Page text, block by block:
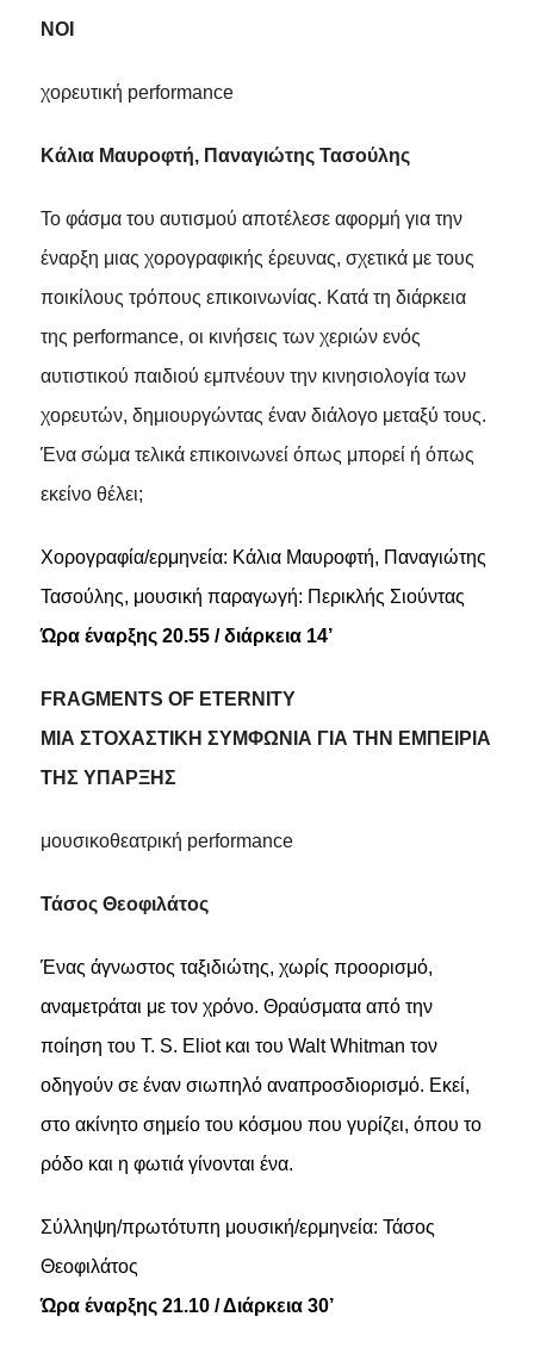
ΝΟΙ
χορευτική performance
Κάλια Μαυροφτή, Παναγιώτης Τασούλης
Το φάσμα του αυτισμού αποτέλεσε αφορμή για την
έναρξη μιας χορογραφικής έρευνας, σχετικά με τους
ποικίλους τρόπους επικοινωνίας. Κατά τη διάρκεια
της performance, οι κινήσεις των χεριών ενός
αυτιστικού παιδιού εμπνέουν την κινησιολογία των
χορευτών, δημιουργώντας έναν διάλογο μεταξύ τους.
Ένα σώμα τελικά επικοινωνεί όπως μπορεί ή όπως
εκείνο θέλει;
Χορογραφία/ερμηνεία: Κάλια Μαυροφτή, Παναγιώτης
Τασούλης, μουσική παραγωγή: Περικλής Σιούντας
Ώρα έναρξης 20.55 / διάρκεια 14’
FRAGMENTS OF ETERNITY
ΜΙΑ ΣΤΟΧΑΣΤΙΚΗ ΣΥΜΦΩΝΙΑ ΓΙΑ ΤΗΝ ΕΜΠΕΙΡΙΑ
ΤΗΣ ΥΠΑΡΞΗΣ
μουσικοθεατρική performance
Τάσος Θεοφιλάτος
Ένας άγνωστος ταξιδιώτης, χωρίς προορισμό,
αναμετράται με τον χρόνο. Θραύσματα από την
ποίηση του T. S. Eliot και του Walt Whitman τον
οδηγούν σε έναν σιωπηλό αναπροσδιορισμό. Εκεί,
στο ακίνητο σημείο του κόσμου που γυρίζει, όπου το
ρόδο και η φωτιά γίνονται ένα.
Σύλληψη/πρωτότυπη μουσική/ερμηνεία: Τάσος
Θεοφιλάτος
Ώρα έναρξης 21.10 / Διάρκεια 30’